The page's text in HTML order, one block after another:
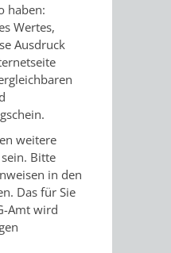
haben:
Wertes,
Ausdruck
weitere
Bitte
in den
Das für Sie
Amt wird